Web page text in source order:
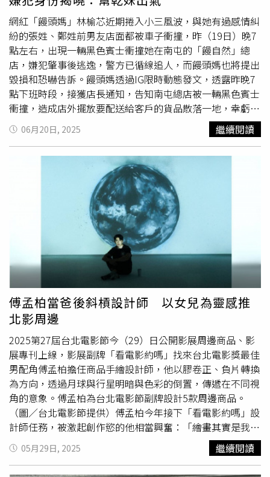
的故事，他們笑虧，之前去看電影《本日
小芬飾演的理髮師就跟他們的媽媽一樣，時間到了會主動打
電話問客人要不要修剪頭髮，也總會不遠千里的騎車去幫客
人剪髮。李銘順說，他們過去常因為擔憂，忍不住對媽媽碎
念，「我們會說『幹嘛去這樣遠？』『你自己要小心啊！』
『你剪到這麼辛苦幹嘛呢？』真的一模一樣」。李銘順說，
他們算是小康家庭，但因為父母養育4個小孩的花費大，媽
媽便開始無師自通的幫人剪髮，賺取生活費。他笑言，媽媽
其實沒有美髮相關經驗，一開始是在家門口幫小孩剪髮，經
過的鄰居覺得不錯，便一傳十十傳百，幾乎周圍學校的小孩
都來給媽媽剪髮，「以前80年代的劉文正髮型，我媽媽也會
剪，後來郭富城、劉德華的頭髮她都會剪，很厲害」。李銘
忠想起媽媽，忍不住哽咽。（圖／陳俊吉攝）他們4個小孩
是媽媽的招牌也是最好用的白老鼠，李銘忠笑說：「我有次
被媽媽騙，要坐在那乖乖燙髮，我燙到一半覺得很緊、很
痛，因為她不會捲、就在拉扯，我趁她不注意就把髮卷扯掉
然後跑掉。」懂事的李銘順、李銘忠都在10多歲開始外出工
作，分擔爸媽的辛苦。雖然犧牲無憂無慮的童年，提早進入
社會，但2人都直言很享受當時的生活，「回想起來有種溫
馨的感覺，雖然經濟沒有很富裕，但我們的心理跟精神都是
很富裕的」。李銘順（左）、李銘忠兄弟感情好。（圖／陳
俊吉攝）李銘忠說，很慶幸這樣的生活經歷，讓他們提前知
曉「苦」的味道，「等我們畢業之後，我們會因為不想再過
這種生活，要求自己去做更好的工作」。李銘順也說，那時
許多經驗都富足了他們的表演工作，「我們可以在詮釋角色
時把隱藏在心裡的感受呈現出，也能把生活技能應用在表演
上」。雖然爸媽都離世多年，但他們對於李銘順、李銘忠的
影響卻永遠都會在，他們也時刻叮囑自己要做個好人。2人
感性表示，總是人人好又熱心的媽媽，讓他們懂得刻苦耐
勞，待人誠懇，「我們家帶給我們的很多很多回憶，原生家
庭留給我們很多好的東西」。看更多孝親獎官方訊息請點這
網紅「饅頭媽」林榆芯近期捲入小三風波，與她有過感情糾
紛的張姓、鄭姓前男友店面都被車子衝撞，昨（19日）晚7
點左右，出現一輛黑色賓士衝撞她在南屯的「饅自然」總
店，嫌犯肇事後逃逸，警方已循線追人，而饅頭媽也將提出
毀損和恐嚇告訴。饅頭媽透過IG限時動態發文，透露昨晚7
點下班時段，接獲店長通知，告知南屯總店被一輛黑色賓士
衝撞，造成店外擺放要配送給客戶的貨品散落一地，幸虧人
員平安，貨物也已妥善處理，被波及的店面今天也公休一
天。對於是誰所為，饅頭媽坦言不願也不打算再多做揣測，
只覺得滿心無奈與委屈，凌晨才收到恐嚇訊息，晚上店面就
被撞，接連的狀況讓她心力交瘁。不過，她也堅強喊話，無
論外在發生什麼，一定以最快的速度，將每一份品項完整送
達，並感謝粉絲一路以來的體諒與支持，若有最新進度，也
會第一時間報告。饅頭媽感到心力交瘁。（圖／翻攝自饅頭
媽IG）值得注意的是，昨天剛好是饅頭媽兒子的生日，她不
想因為這件事影響到家人的心情，所以選擇先陪孩子過完生
日，再來處理後續的事情，最後感性表示：「我什麼苦都能
吃，唯獨吃不了委屈」。據了解，饅頭媽的店面被衝撞後，
嫌犯立刻由另名男子接應逃逸，警方獲報後趕抵現場，先查
扣黑色賓士車，並鎖定前來接應的另名男子身份，目前已通
知2輛車的車主到案說明。初步了解，饅頭媽的男性友人疑
似和前女友分手鬧不愉快，前女友的友人決定幫忙出氣，便
透過IG私訊饅頭媽，要男性友人出面處理，豈料饅頭媽收到
恐嚇訊息後店面就被撞擊。
06月20日, 2025 繼續閱讀
傅孟柏當爸後斜槓設計師 以女兒為靈感推
北影周邊
2025第27屆台北電影節今（29）日公開影展周邊商品、影
展專刊上線，影展副牌「看電影約嗎」找來台北電影獎最佳
男配角傅孟柏擔任商品手繪設計師，他以膠卷正、負片轉換
為方向，透過月球與行星明暗與色彩的倒置，傳遞在不同視
角的意象。傅孟柏為台北電影節副牌設計5款周邊商品。
（圖／台北電影節提供）傅孟柏今年接下「看電影約嗎」設
計師任務，被激起創作慾的他相當興奮：「繪畫其實是我高
中時期擅長的，這次讓我有機會以演員的身分，透過不同形
式進行創作，我也在過程中更純粹的整理自己。」他表示10
05月29日, 2025 繼續閱讀